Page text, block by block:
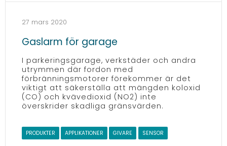
27 mars 2020
Gaslarm för garage
I parkeringsgarage, verkstäder och andra
utrymmen där fordon med
förbränningsmotorer förekommer är det
viktigt att säkerställa att mängden koloxid
(CO) och kvävedioxid (NO2) inte
överskrider skadliga gränsvärden.
PRODUKTER APPLIKATIONER GIVARE SENSOR